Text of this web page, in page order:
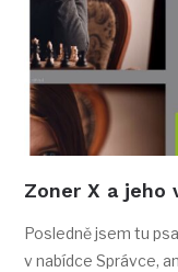
Zoner X a jeho
Posledně jsem tu
v nabídce Správce,